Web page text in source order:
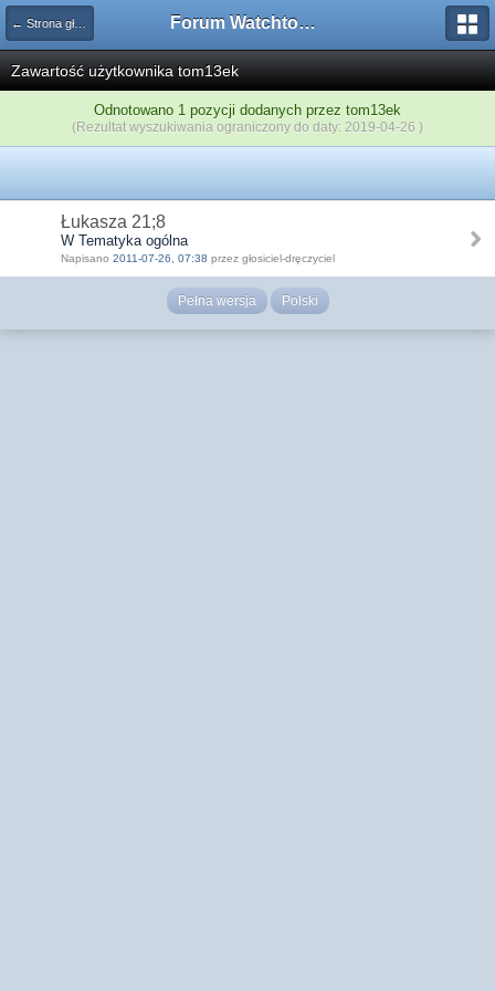
← Strona główna Forum Watchtower
Zawartość użytkownika tom13ek
Odnotowano 1 pozycji dodanych przez tom13ek
(Rezultat wyszukiwania ograniczony do daty: 2019-04-26 )
Łukasza 21;8
W Tematyka ogólna
Napisano 2011-07-26, 07:38 przez głosiciel-dręczyciel
Pełna wersja Polski